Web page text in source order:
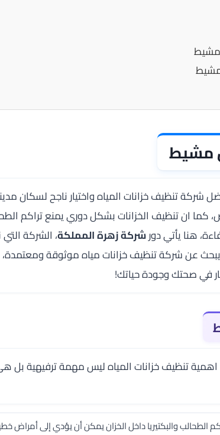
مشيط
مشيط
شركة تنظيف خزانات المياه واختيار ناجح لسكان
كما ان تنظيف الخزانات بشكل دوري يمنع تراكم
هنا يأتي دورشركة زهرة المملكة، الشركة
عن شركة تنظيف خزانات مياه موثوقة
في صحتك وجودة حياتك!
اهمية تنظيف خزانات المياه ليس مهمة ترفيهية
الطحالب والبكتيريا داخل الخزان يمكن أن يؤدي إلى